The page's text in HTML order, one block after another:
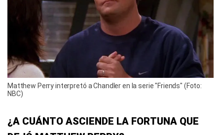
Matthew Perry interpretó a Chandler en la serie "Friends" (Foto:
NBC)
¿A CUÁNTO ASCIENDE LA FORTUNA QUE